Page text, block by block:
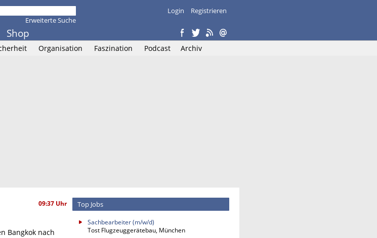
Shop
Erweiterte Suche
Login Registrieren
Organisation Faszination Podcast Archiv
09:37 Uhr
Bangkok nach
Top Jobs
Sachbearbeiter (m/w/d)
Tost Flugzeuggerätebau, München